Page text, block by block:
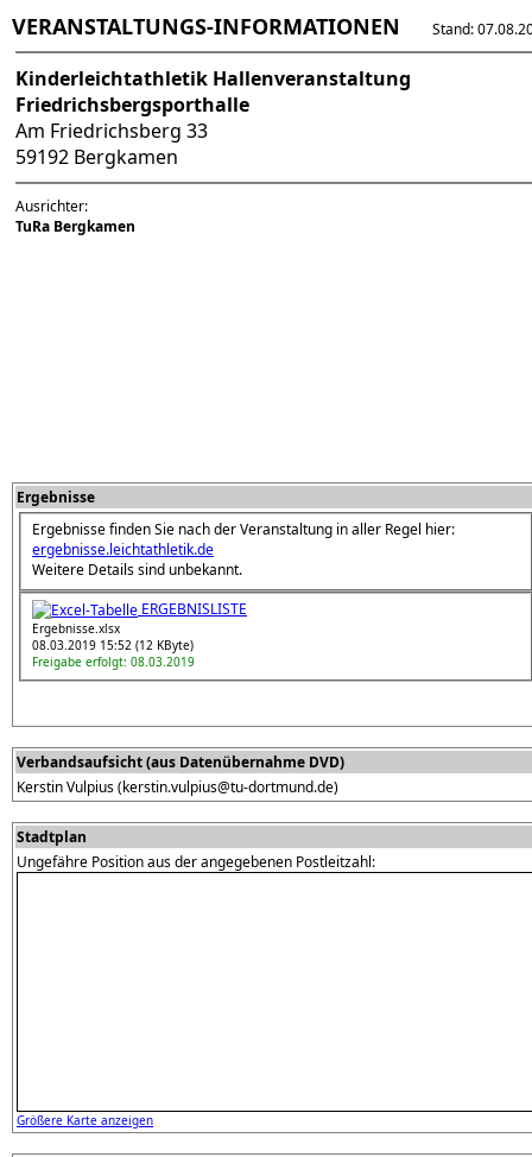
VERANSTALTUNGS-INFORMATIONEN Stand:
Kinderleichtathletik Hallenveranstaltung
Friedrichsbergsporthalle
Am Friedrichsberg 33
59192 Bergkamen
Ausrichter:
TuRa Bergkamen
Ergebnisse
Ergebnisse finden Sie nach der Veranstaltung in aller Regel hier:
ergebnisse.leichtathletik.de
Weitere Details sind unbekannt.
ERGEBNISLISTE
Ergebnisse.xlsx
08.03.2019 15:52 (12 KByte)
Freigabe erfolgt: 08.03.2019
Verbandsaufsicht (aus Datenübernahme DVD)
Kerstin Vulpius (kerstin.vulpius@tu-dortmund.de)
Stadtplan
Ungefähre Position aus der angegebenen Postleitzahl:
Größere Karte anzeigen